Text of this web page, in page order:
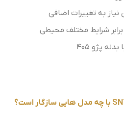
به تغییرات اضافی
شرایط مختلف محیطی
پژو 405